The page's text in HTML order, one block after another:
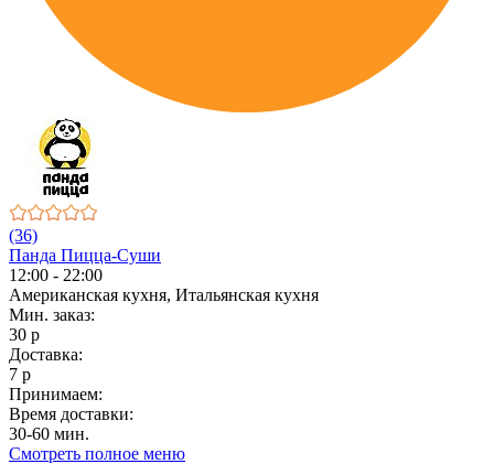
(36)
Панда Пицца-Суши
12:00 - 22:00
Американская кухня, Итальянская кухня
Мин. заказ:
30 р
Доставка:
7 р
Принимаем:
Время доставки:
30-60 мин.
Смотреть полное меню